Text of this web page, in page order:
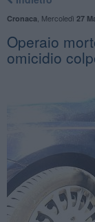
Cronaca Mercoledì 27
Operaio
omicidio